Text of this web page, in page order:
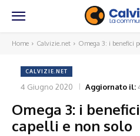
Home Calvizie.net Omega 3: i benefici
CALVIZIE.NET
4 Giugno 2020 Aggiornato il:
Omega 3: i
capelli e non solo